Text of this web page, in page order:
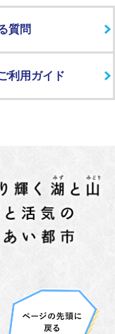
質問
利用ガイド